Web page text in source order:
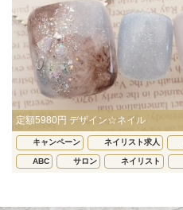
定額5980円 デザイン☆ネイル
キャンペーン ネイリスト求人
ABC サロン ネイリスト